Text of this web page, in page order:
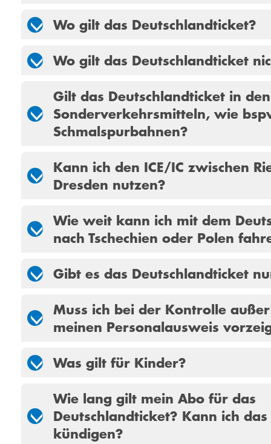
Wo gilt das Deutschlandticket?
Wo gilt das Deutschlandticket
Gilt das Deutschlandticket in den
Sonderverkehrsmitteln, wie
Schmalspurbahnen?
Kann ich den ICE/IC zwischen
Dresden nutzen?
Wie weit kann ich mit dem
nach Tschechien oder Polen
Gibt es das Deutschlandticket
Muss ich bei der Kontrolle
meinen Personal­ausweis
Was gilt für Kinder?
Wie lang gilt mein Abo für das
Deutschlandticket? Kann ich
kündigen?